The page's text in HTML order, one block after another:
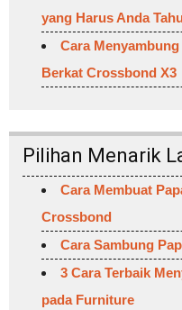
yang Harus Anda
Cara
Berkat Crossbond X3
Pilihan Menarik
Cara Membuat
Crossbond
Cara Sambung
3 Cara Terbaik
pada Furniture